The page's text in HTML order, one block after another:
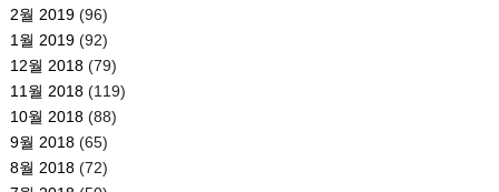
2월 2019(96)
1월 2019(92)
12월 2018(79)
11월 2018(119)
10월 2018(88)
9월 2018(65)
8월 2018(72)